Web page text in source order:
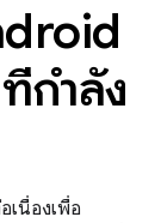
กําลัง
เนื่องเพื่อ